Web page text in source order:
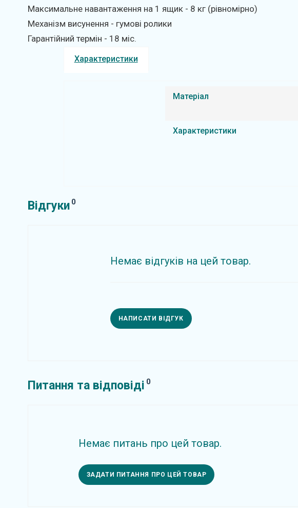
Максимальне навантаження на 1 ящик - 8 кг (рівномірно)
Механізм висунення - гумові ролики
Гарантійний термін - 18 міс.
Характеристики
Матеріал
Характеристики
Відгуки 0
Немає відгуків на цей товар.
НАПИСАТИ ВІДГУК
Питання та відповіді 0
Немає питань про цей товар.
ЗАДАТИ ПИТАННЯ ПРО ЦЕЙ ТОВАР